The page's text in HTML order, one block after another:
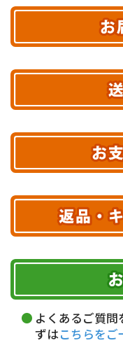
最
あす
エリアや
※ 配送業者による
※ 沖縄・
10,000円未
お
午前中
18～20時
ク
代
5,000
期限を含むルール
ただく費用がござ
よくあるご質問
ずはこちらをご